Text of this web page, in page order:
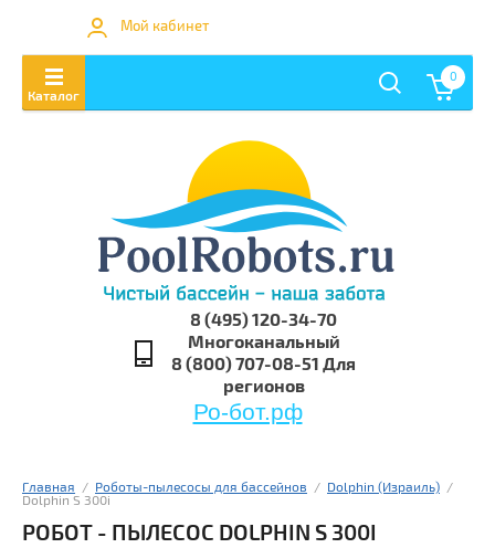
Мой кабинет
8 (495) 120-34-70
Многоканальный
8 (800) 707-08-51 Для
регионов
Ро-бот.рф
0
Главная
  /
Роботы-пылесосы для бассейнов
  /
Dolphin (Израиль)
  /
Dolphin S 300i
РОБОТ - ПЫЛЕСОС DOLPHIN S 300I